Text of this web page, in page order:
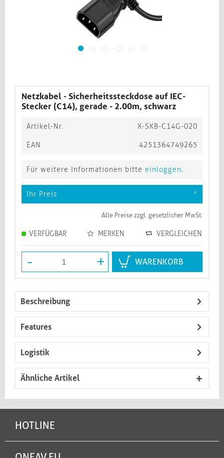
Netzkabel - Sicherheitssteckdose auf IEC-
Stecker (C14), gerade - 2.00m, schwarz​​​​​​​
Artikel-Nr. X-SKB-C14G-020
EAN 4251364749265
Für weitere Informationen bitte einloggen.
Ihr Preis *
Alle Preise zzgl. gesetzlicher MwSt.
VERFÜGBAR MERKEN VERGLEICHEN
- + WARENKORB
Beschreibung
Features
Logistik
Ähnliche Artikel
HOTLINE